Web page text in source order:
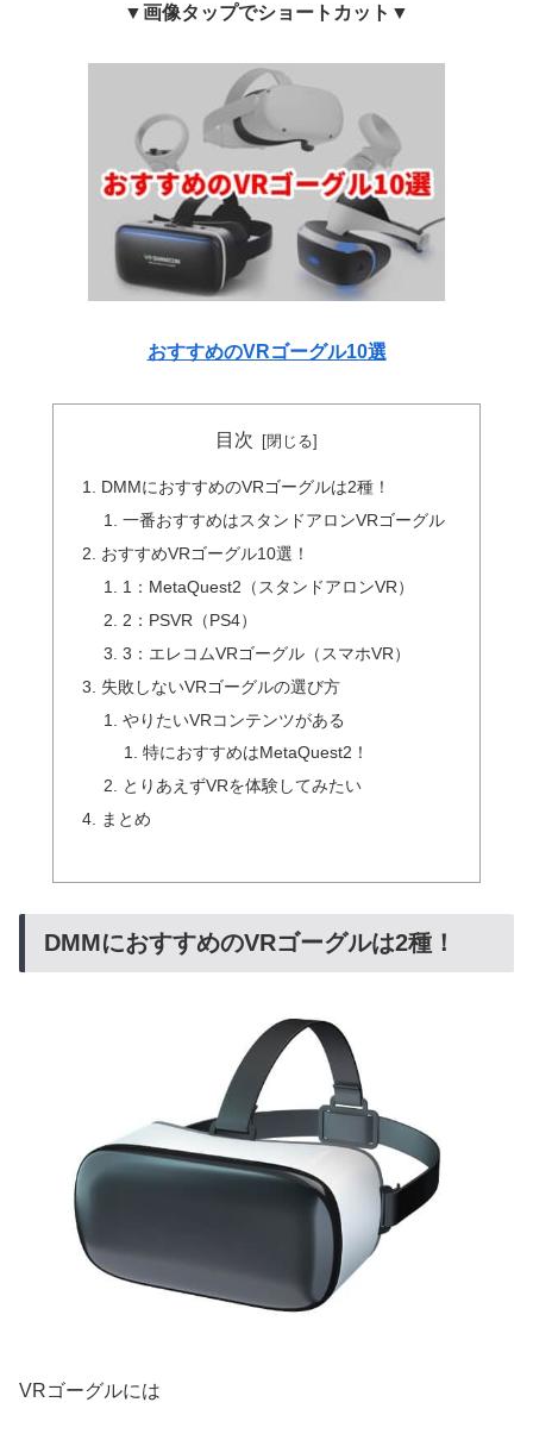
▼画像タップでショートカット▼
おすすめのVRゴーグル10選
目次
DMMにおすすめのVRゴーグルは2種！
一番おすすめはスタンドアロンVRゴーグル
おすすめVRゴーグル10選！
1：MetaQuest2（スタンドアロンVR）
2：PSVR（PS4）
3：エレコムVRゴーグル（スマホVR）
失敗しないVRゴーグルの選び方
やりたいVRコンテンツがある
特におすすめはMetaQuest2！
とりあえずVRを体験してみたい
まとめ
DMMにおすすめのVRゴーグルは2種！
VRゴーグルには